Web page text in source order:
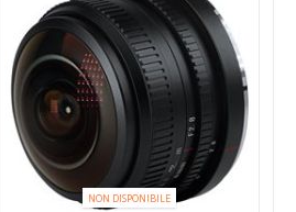
NON DISPONIBILE